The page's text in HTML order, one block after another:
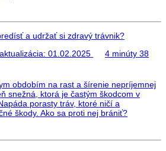
a udržať si zdravý trávnik?
01.02.2025
4 minúty 38
obdobím na rast a šírenie nepríjemnej
snežná, ktorá je častým škodcom v
porasty tráv, ktoré ničí a
škody. Ako sa proti nej brániť?